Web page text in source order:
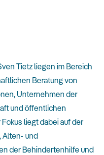
Tietz liegen im Bereich
Beratung von
Unternehmen der
und öffentlichen
liegt dabei auf der
Alten- und
der Behindertenhilfe und